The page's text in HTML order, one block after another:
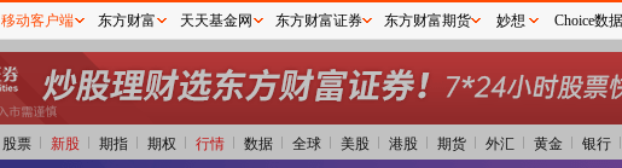
股票 新股 期指 期权 行情 数据 全球 美股 港股 期货 外汇 黄金 银行
移动客户端 东方财富 天天基金网 东方财富证券 东方财富期货 妙想 Choice数据